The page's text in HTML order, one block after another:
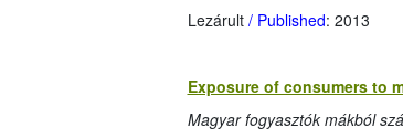
Lezárult/ Published: 2013
Exposure of consumers to
Magyar fogyasztók mákból